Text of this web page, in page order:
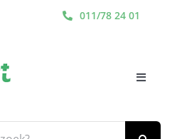
011/78 24 01
Toggle